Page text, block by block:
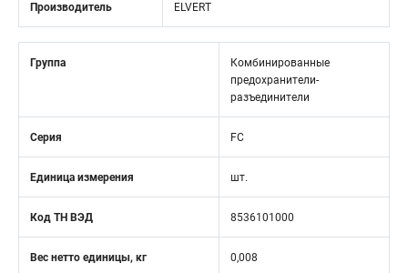
Производитель ELVERT
Группа
Комбинированные
предохранители-
разъединители
Серия FC
Единица измерения шт.
Код ТН ВЭД 8536101000
Вес нетто единицы, кг 0,008